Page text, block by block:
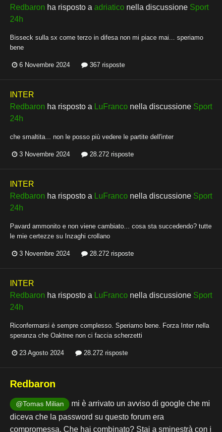
Redbaron ha risposto a adriatico nella discussione Sport
24h
Bisseck sulla sx come terzo in difesa non mi piace mai... speriamo
bene
6 Novembre 2024 367 risposte
INTER
Redbaron ha risposto a LuFranco nella discussione Sport
24h
che smaltita... non le posso più vedere le partite dell'inter
3 Novembre 2024 28.272 risposte
INTER
Redbaron ha risposto a LuFranco nella discussione Sport
24h
Pavard ammonito e non viene cambiato... cosa sta succedendo? tutte
le mie certezze su Inzaghi crollano
3 Novembre 2024 28.272 risposte
INTER
Redbaron ha risposto a LuFranco nella discussione Sport
24h
Riconfermarsi è sempre complesso. Speriamo bene. Forza Inter nella
speranza che Oaktree non ci faccia scherzetti
23 Agosto 2024 28.272 risposte
Redbaron
@Tomas Milian
mi è arrivato un avviso di google che mi
diceva che la password su questo forum era
compromessa. Che hai combinato? Stai a sminestrà con i